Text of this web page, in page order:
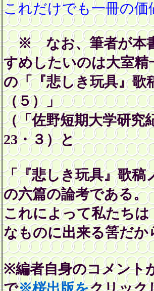
これだけでも一冊の価
※ なお、筆者が本書
すめしたいのは大室精
の「『悲しき玩具』歌
（５）」
（「佐野短期大学研究
23・３）と
「『悲しき玩具』歌稿
の六篇の論考である。
これによって私たち
なものに出来る筈だか
※編者自身のコメント